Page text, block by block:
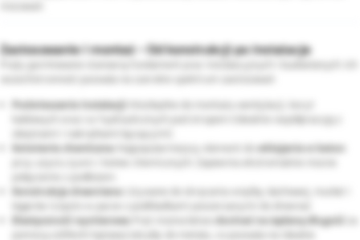
Zastosowanie i montaż - Od konstrukcji po instalacje
Pręty gwintowane stanowią fundament prac instalacyjnych i budowlanych. Ich
Podwieszanie instalacji:
Niezbędne do montażu wentylacji, koryt
kablowych oraz rur hydraulicznych pod stropem (idealnie współpracują z
Kotwienie chemiczne:
Najpopularniejszy element do wklejania w beton
przy użyciu żywic i kotew chemicznych. Zapewnia ekstremalnie mocne
Konstrukcje drewniane: Używane do skręcania więźby dachowej, murłat i
legarów (często w parze z podkładkami poszerzanymi do drewna).
Elastyczność wymiarowa:
docinać na żądaną długość